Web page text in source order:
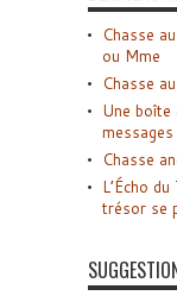
Chasse
ou Mme
Chasse
Une
Chasse
L’Écho
trésor se